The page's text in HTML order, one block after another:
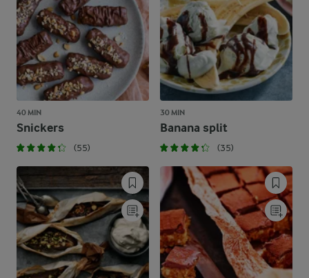
40 MIN
Snickers
(55)
30 MIN
Banana split
(35)